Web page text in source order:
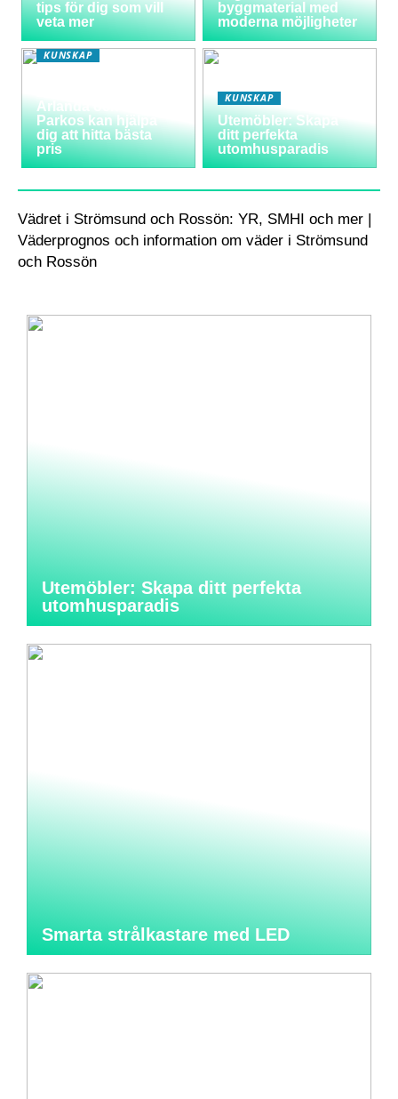
tips för dig som vill
veta mer
byggmaterial med
moderna möjligheter
KUNSKAP
Arlanda och hur
Parkos kan hjälpa
dig att hitta bästa
pris
KUNSKAP
Utemöbler: Skapa
ditt perfekta
utomhusparadis
Vädret i Strömsund och Rossön: YR, SMHI och mer |
Väderprognos och information om väder i Strömsund
och Rossön
Utemöbler: Skapa ditt perfekta
utomhusparadis
Smarta strålkastare med LED